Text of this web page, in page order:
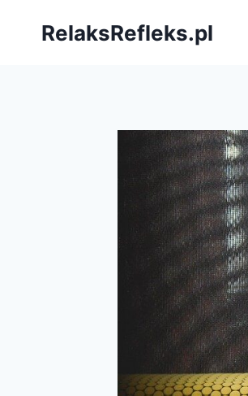
RelaksRefleks.pl